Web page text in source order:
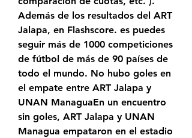
Además de los resultados del ART
Jalapa, en Flashscore. es puedes
seguir más de 1000 competiciones
de fútbol de más de 90 países de
todo el mundo. No hubo goles en
el empate entre ART Jalapa y
UNAN ManaguaEn un encuentro
sin goles, ART Jalapa y UNAN
Managua empataron en el estadio